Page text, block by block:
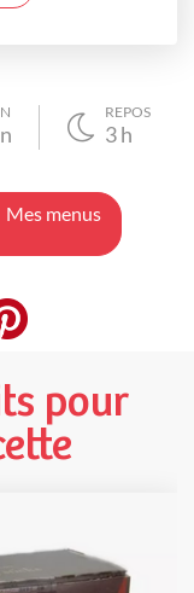
REPOS
3h
Mes menus
pour